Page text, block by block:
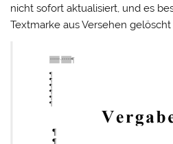
nicht sofort aktualisiert, und es
Textmarke aus Versehen gelöscht